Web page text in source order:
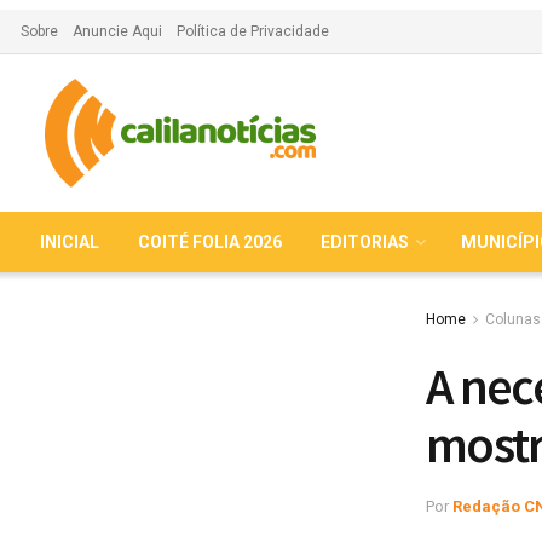
Sobre Anuncie Aqui Política de Privacidade
INICIAL COITÉ FOLIA 2026 EDITORIAS
Home Colunas
A
Por Redação